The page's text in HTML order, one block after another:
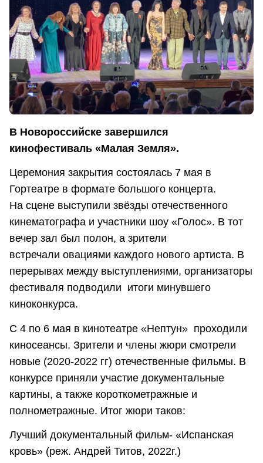
В Новороссийске завершился
кинофестиваль «Малая Земля».
Церемония закрытия состоялась 7 мая в
Гортеатре в формате большого концерта.
На сцене выступили звёзды отечественного
кинематографа и участники шоу «Голос». В тот
вечер зал был полон, а зрители
встречали овациями каждого нового артиста. В
перерывах между выступлениями, организаторы
фестиваля подводили итоги минувшего
киноконкурса.
С 4 по 6 мая в кинотеатре «Нептун» проходили
киносеансы. Зрители и члены жюри смотрели
новые (2020-2022 гг) отечественные фильмы. В
конкурсе приняли участие документальные
картины, а также короткометражные и
полнометражные. Итог жюри таков:
Лучший документальный фильм- «Испанская
кровь» (реж. Андрей Титов, 2022г.)